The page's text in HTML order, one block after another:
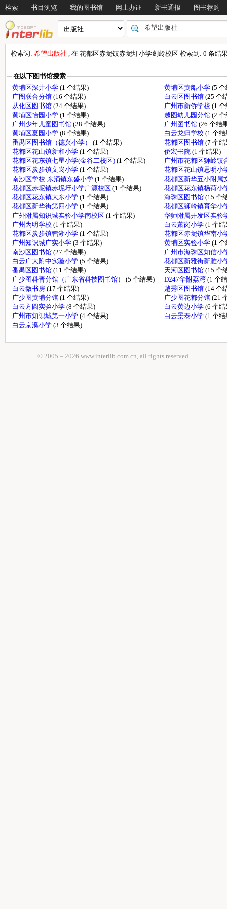
检索 书目浏览 我的图书馆 网上办证 新书通报 图书荐购
检索词: 希望出版社 , 在 花都区赤坭镇赤坭圩小学剑岭校区 检索到: 0 条结
在以下图书馆搜索
黄埔区深井小学 (1 个结果) 黄埔区黄船小学 (5
广图联合分馆 (16 个结果) 白云区图书馆 (25 个
从化区图书馆 (24 个结果) 广州市新侨学校 (1
黄埔区怡园小学 (1 个结果) 越图幼儿园分馆 (2
广州少年儿童图书馆 (28 个结果) 广州图书馆 (26 个结
黄埔区夏园小学 (8 个结果) 白云龙归学校 (1 个结
番禺区图书馆（德兴小学） (1 个结果) 花都区图书馆 (7 个结
花都区花山镇新和小学 (1 个结果) 侨宏书院 (1 个结果)
花都区花东镇七星小学(金谷二校区) (1 个结果)
广州市花都区狮岭镇
花都区炭步镇文岗小学 (1 个结果)
花都区花山镇思明小
南沙区学校·东涌镇东盛小学 (1 个结果)
花都区新华五小附属
花都区赤坭镇赤坭圩小学广源校区 (1 个结果)
花都区花东镇杨荷小
花都区花东镇大东小学 (1 个结果) 海珠区图书馆 (15 个
花都区新华街第四小学 (1 个结果)
花都区狮岭镇育华小
广外附属知识城实验小学南校区 (1 个结果)
华师附属开发区实验
广州为明学校 (1 个结果) 白云萧岗小学 (1 个结
花都区炭步镇鸭湖小学 (1 个结果)
花都区赤坭镇华南小
广州知识城广实小学 (3 个结果) 黄埔区实验小学 (1
南沙区图书馆 (27 个结果)
广州市海珠区知信小
白云广大附中实验小学 (5 个结果)
花都区新雅街新雅小
番禺区图书馆 (11 个结果) 天河区图书馆 (15 个
广少图科普分馆（广东省科技图书馆） (5 个结果) D247华附荔湾 (1 个
白云微书房 (17 个结果) 越秀区图书馆 (14 个
广少图黄埔分馆 (1 个结果) 广少图花都分馆 (21
白云方圆实验小学 (8 个结果) 白云黄边小学 (6 个结
广州市知识城第一小学 (4 个结果) 白云景泰小学 (1 个结
白云京溪小学 (3 个结果)
© 2005－ 2026 www.interlib.com.cn, all rights reserved